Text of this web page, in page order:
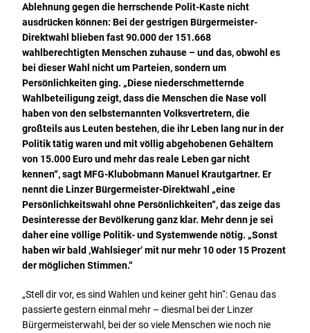
Ablehnung gegen die herrschende Polit-Kaste nicht
ausdrücken können: Bei der gestrigen Bürgermeister-
Direktwahl blieben fast 90.000 der 151.668
wahlberechtigten Menschen zuhause – und das, obwohl es
bei dieser Wahl nicht um Parteien, sondern um
Persönlichkeiten ging. „Diese niederschmetternde
Wahlbeteiligung zeigt, dass die Menschen die Nase voll
haben von den selbsternannten Volksvertretern, die
großteils aus Leuten bestehen, die ihr Leben lang nur in der
Politik tätig waren und mit völlig abgehobenen Gehältern
von 15.000 Euro und mehr das reale Leben gar nicht
kennen“, sagt MFG-Klubobmann Manuel Krautgartner. Er
nennt die Linzer Bürgermeister-Direktwahl „eine
Persönlichkeitswahl ohne Persönlichkeiten“, das zeige das
Desinteresse der Bevölkerung ganz klar. Mehr denn je sei
daher eine völlige Politik- und Systemwende nötig. „Sonst
haben wir bald ,Wahlsieger‘ mit nur mehr 10 oder 15 Prozent
der möglichen Stimmen.“
„Stell dir vor, es sind Wahlen und keiner geht hin“: Genau das
passierte gestern einmal mehr – diesmal bei der Linzer
Bürgermeisterwahl, bei der so viele Menschen wie noch nie